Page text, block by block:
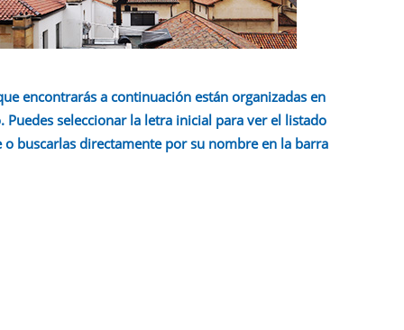
encontrarás a continuación están organizadas en
Puedes seleccionar la letra inicial para ver el listado
buscarlas directamente por su nombre en la barra